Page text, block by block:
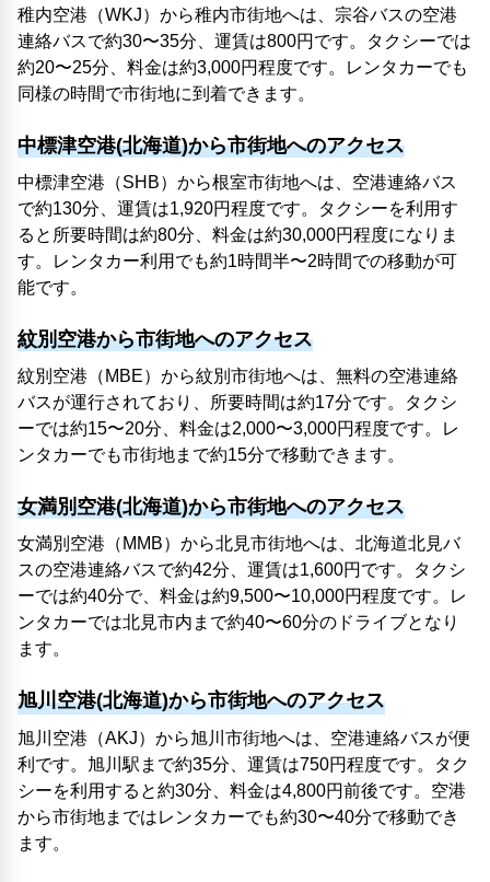
稚内空港（WKJ）から稚内市街地へは、宗谷バスの空港
連絡バスで約30〜35分、運賃は800円です。タクシーでは
約20〜25分、料金は約3,000円程度です。レンタカーでも
同様の時間で市街地に到着できます。
中標津空港(北海道)から市街地へのアクセス
中標津空港（SHB）から根室市街地へは、空港連絡バス
で約130分、運賃は1,920円程度です。タクシーを利用す
ると所要時間は約80分、料金は約30,000円程度になりま
す。レンタカー利用でも約1時間半〜2時間での移動が可
能です。
紋別空港から市街地へのアクセス
紋別空港（MBE）から紋別市街地へは、無料の空港連絡
バスが運行されており、所要時間は約17分です。タクシ
ーでは約15〜20分、料金は2,000〜3,000円程度です。レ
ンタカーでも市街地まで約15分で移動できます。
女満別空港(北海道)から市街地へのアクセス
女満別空港（MMB）から北見市街地へは、北海道北見バ
スの空港連絡バスで約42分、運賃は1,600円です。タクシ
ーでは約40分で、料金は約9,500〜10,000円程度です。レ
ンタカーでは北見市内まで約40〜60分のドライブとなり
ます。
旭川空港(北海道)から市街地へのアクセス
旭川空港（AKJ）から旭川市街地へは、空港連絡バスが便
利です。旭川駅まで約35分、運賃は750円程度です。タク
シーを利用すると約30分、料金は4,800円前後です。空港
から市街地まではレンタカーでも約30〜40分で移動でき
ます。